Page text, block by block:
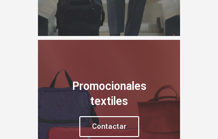
Promocionales
textiles
Contactar